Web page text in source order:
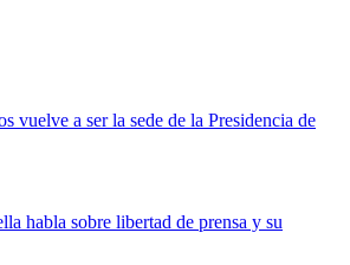
vuelve a ser la sede de la Presidencia de
habla sobre libertad de prensa y su